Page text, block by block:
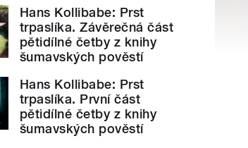
Hans Kollibabe: Prst
trpaslíka. Závěrečná část
pětidílné četby z knihy
šumavských pověstí
Hans Kollibabe: Prst
trpaslíka. První část
pětidílné četby z knihy
šumavských pověstí